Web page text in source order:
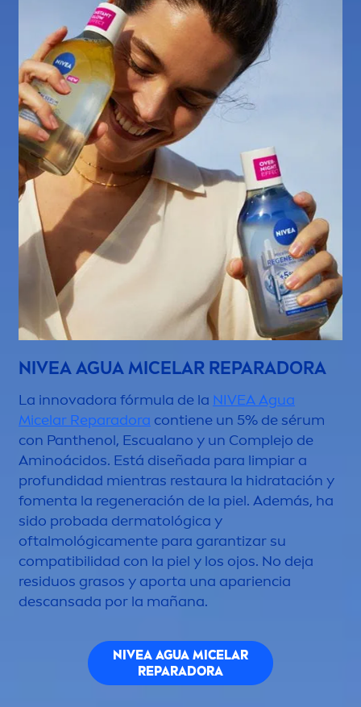
NIVEAAGUA MICELAR REPARADORA
La innovadora fórmula de la NIVEAAgua
Micelar Reparadora contiene un 5% de sérum
con Panthenol, Escualano y un Complejo de
Aminoácidos. Está diseñada para limpiar a
profundidad mientras restaura la hidratación y
fomenta la regeneración de la piel. Además, ha
sido probada dermatológica y
oftalmológicamente para garantizar su
compatibilidad con la piel y los ojos. No deja
residuos grasos y aporta una apariencia
descansada por la mañana.
NIVEA AGUA MICELAR
REPARADORA